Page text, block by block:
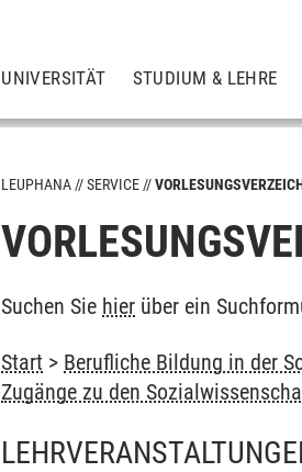
UNIVERSITÄT STUDIUM & LEHRE
LEUPHANA SERVICE
Suchen Sie hier über ein
Start > Berufliche Bildung in der
Zugänge zu den